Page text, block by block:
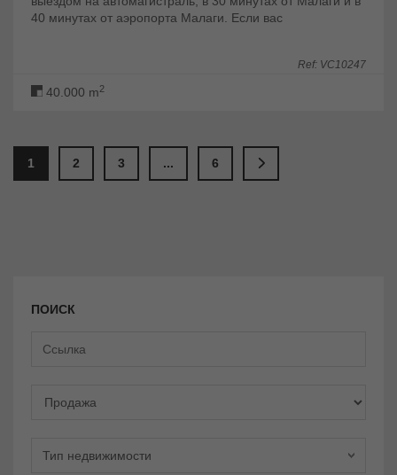
40 минутах от аэропорта Малаги. Если вас
Ref: VC10247
40.000 m2
1 2 3 ... 6
ПОИСК
Тип недвижимости